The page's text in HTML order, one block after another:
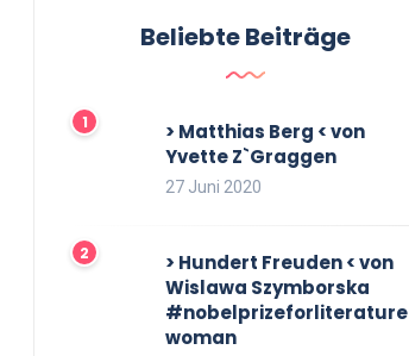
Beliebte Beiträge
> Matthias Berg < von
Yvette Z`Graggen
27 Juni 2020
> Hundert Freuden < von
Wislawa Szymborska
#nobelprizeforliterature
woman